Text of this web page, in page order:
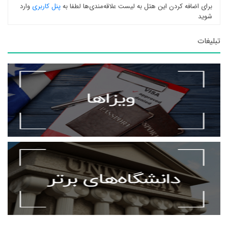
برای اضافه کردن این هتل به لیست علاقه‌مندی‌ها لطفا بهپنل کاربری وارد
شوید
تبلیغات